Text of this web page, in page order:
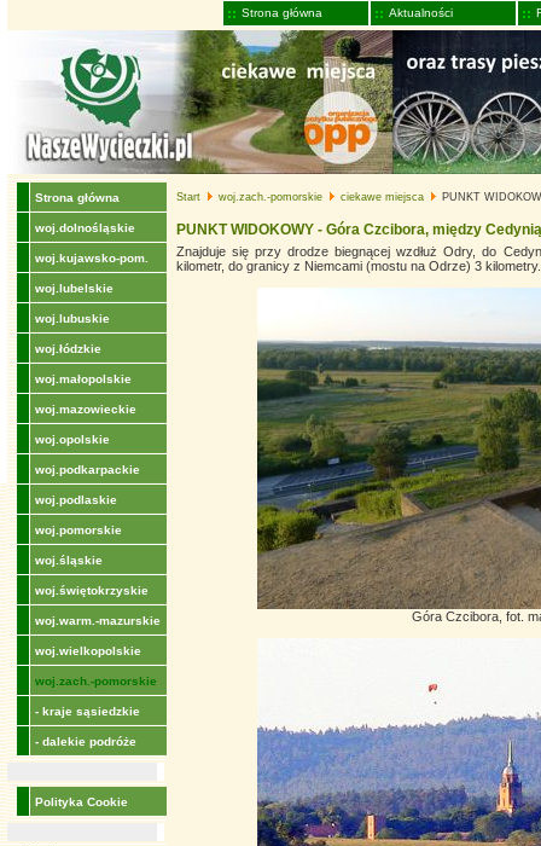
Strona główna Aktualności
Strona główna
woj.dolnośląskie
woj.kujawsko-pom.
woj.lubelskie
woj.lubuskie
woj.łódzkie
woj.małopolskie
woj.mazowieckie
woj.opolskie
woj.podkarpackie
woj.podlaskie
woj.pomorskie
woj.śląskie
woj.świętokrzyskie
woj.warm.-mazurskie
woj.wielkopolskie
woj.zach.-pomorskie
- kraje sąsiedzkie
- dalekie podróże
Polityka Cookie
Start woj.zach.-pomorskie ciekawe miejsca PUNKT
PUNKT WIDOKOWY - Góra Czcibora, między
Znajduje się przy drodze biegnącej wzdłuż Odry, do
kilometr, do granicy z Niemcami (mostu na Odrze) 3 kilometry.
Góra Czcibora, fot.